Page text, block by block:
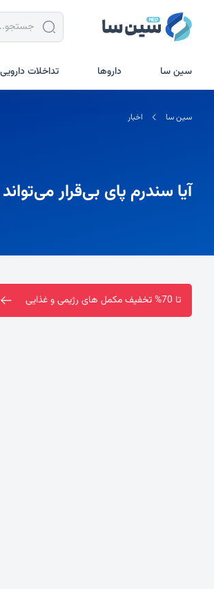
سین سا داروها تداخلات دارویی
سین سا اخبار
آیا سندرم پای بی‌قرار
ارسال رایگان خرید بالای دو میلیون تومان